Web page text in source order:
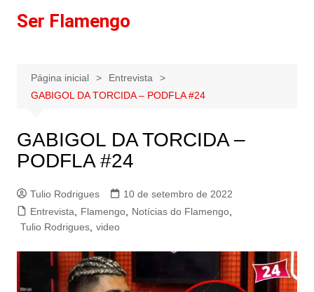
paraSer Flamengo
Página inicial
Entrevista
GABIGOL DA TORCIDA – PODFLA #24
GABIGOL DA TORCIDA –
PODFLA #24
Tulio Rodrigues
10 de setembro de 2022
Entrevista
Flamengo, Notícias do Flamengo,
Tulio Rodrigues, video